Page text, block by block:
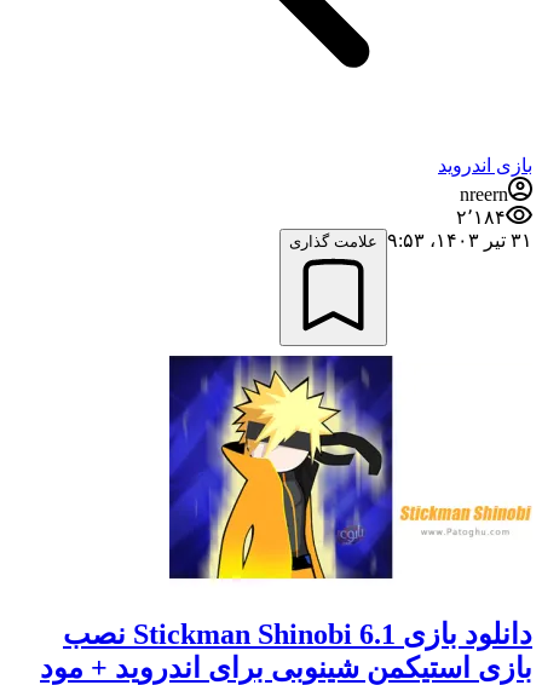
بازی اندروید
nreern
۲٬۱۸۴
۳۱ تیر ۱۴۰۳،‏ ۹:۵۳
علامت گذاری
دانلود بازی 6.1 Stickman Shinobi نصب
بازی استیکمن شینوبی برای اندروید + مود